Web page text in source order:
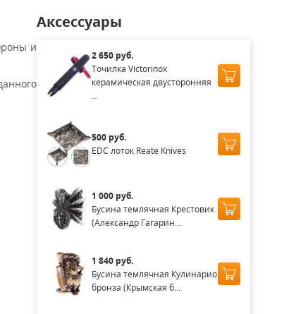
и
Аксессуары
2 650 руб.
Точилка Victorinox
керамическая двусторонняя
...
500 руб.
EDC лоток Reate Knives
1 000 руб.
Бусина темлячная Крестовик
(Александр Гагарин...
1 840 руб.
Бусина темлячная Кулинарио
бронза (Крымская б...